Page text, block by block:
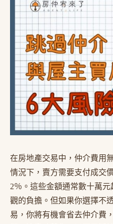
在房地產交易中，仲介費用
情況下，賣方需要支付成交
2％。這些金額通常數十萬
觀的負擔。但如果你選擇不
易，你將有機會省去仲介費